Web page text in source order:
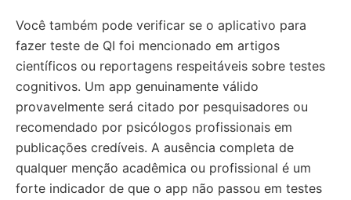
Você também pode verificar se o aplicativo para
fazer teste de QI foi mencionado em artigos
científicos ou reportagens respeitáveis sobre testes
cognitivos. Um app genuinamente válido
provavelmente será citado por pesquisadores ou
recomendado por psicólogos profissionais em
publicações credíveis. A ausência completa de
qualquer menção acadêmica ou profissional é um
forte indicador de que o app não passou em testes